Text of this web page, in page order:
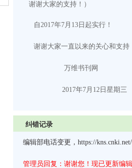
谢谢大家的支持！）
自2017年7月13日起实行！
谢谢大家一直以来的关心和支持
万维书刊网
2017年7月 12 日 星期三
纠错记录
编辑部电话变更，https://
管理员回复：谢谢您！现已更新编